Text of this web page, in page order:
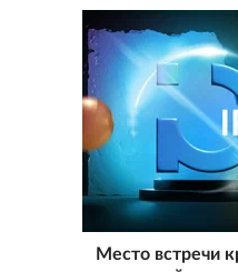
Место встречи